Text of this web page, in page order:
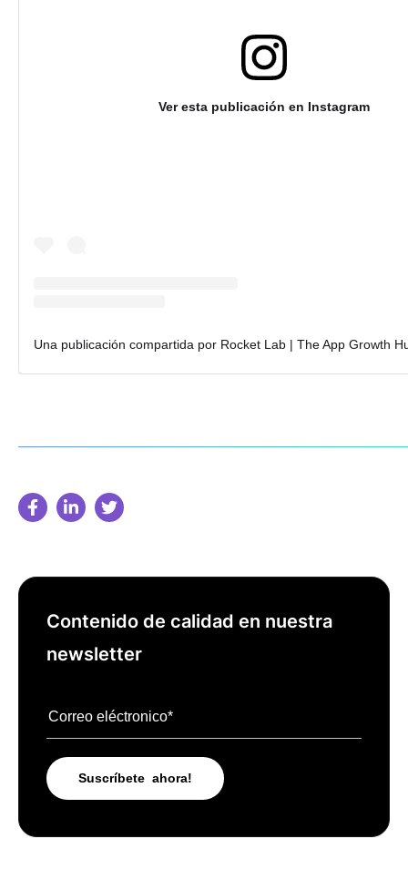
Ver esta publicación en Instagram
Contenido de calidad en nuestra
newsletter